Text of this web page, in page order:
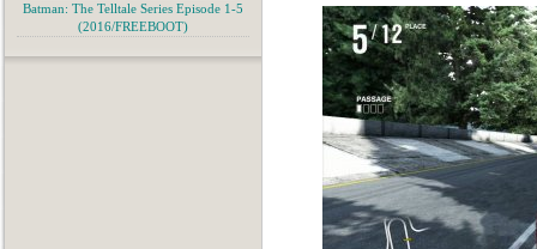
Batman: The Telltale Series Episode 1-5
(2016/FREEBOOT)